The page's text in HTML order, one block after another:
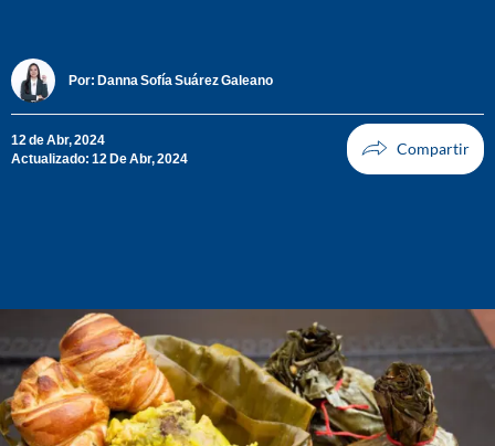
Por: Danna Sofía Suárez Galeano
12 de Abr, 2024
Actualizado: 12 De Abr, 2024